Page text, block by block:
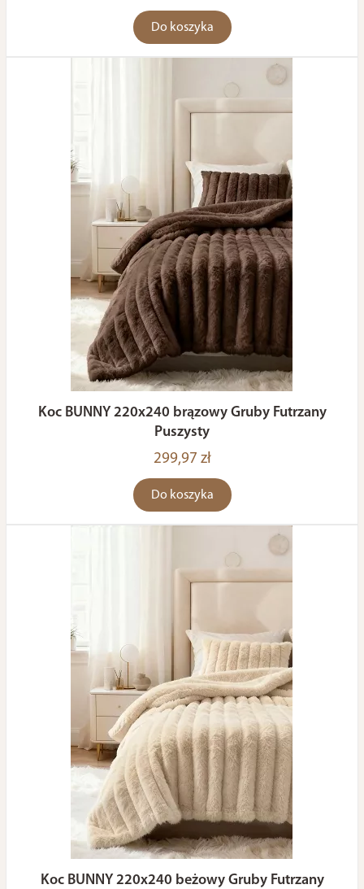
Do koszyka
Koc BUNNY 220x240 brązowy Gruby Futrzany
Puszysty
299,97 zł
Do koszyka
Koc BUNNY 220x240 beżowy Gruby Futrzany